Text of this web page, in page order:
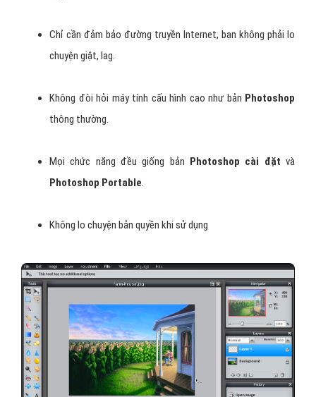
Chỉ cần đảm bảo đường truyền Internet, bạn không phải lo
chuyện giật, lag.
Không đòi hỏi máy tính cấu hình cao như bản Photoshop
thông thường.
Mọi chức năng đều giống bản Photoshop cài đặt và
Photoshop Portable
Không lo chuyện bản quyền khi sử dụng